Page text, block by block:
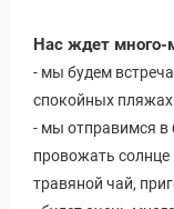
Нас ждет много-
- мы будем
спокойных
- мы отправимся в
провожать солнце
травяной чай,